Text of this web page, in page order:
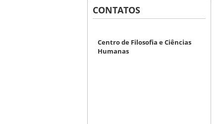
CONTATOS
Centro de Filosofia e Ciências
Humanas